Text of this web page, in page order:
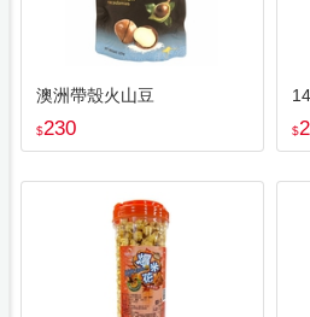
澳洲帶殼火山豆
$230 $